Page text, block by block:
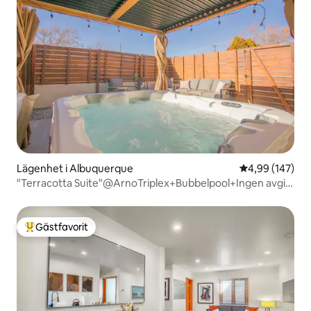
Lägenhet i Albuquerque 4,99 av 5 i
4,99 (147)
"Terracotta Suite"@ArnoTriplex+Bubbelpool+Ingen avgift
Populär gästfavorit
Gästfavorit